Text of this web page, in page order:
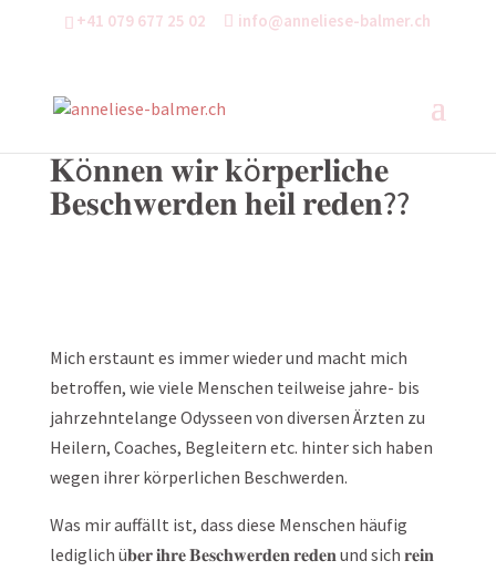
+41 079 677 25 02 info@anneliese-balmer.ch
𝐊ö𝐧𝐧𝐞𝐧 𝐰𝐢𝐫 𝐤ö𝐫𝐩𝐞𝐫𝐥𝐢𝐜𝐡𝐞
𝐁𝐞𝐬𝐜𝐡𝐰𝐞𝐫𝐝𝐞𝐧 𝐡𝐞𝐢𝐥 𝐫𝐞𝐝𝐞𝐧??
Mich erstaunt es immer wieder und macht mich
betroffen, wie viele Menschen teilweise jahre- bis
jahrzehntelange Odysseen von diversen Ärzten zu
Heilern, Coaches, Begleitern etc. hinter sich haben
wegen ihrer körperlichen Beschwerden.
Was mir auffällt ist, dass diese Menschen häufig
lediglich ü𝐛𝐞𝐫 𝐢𝐡𝐫𝐞 𝐁𝐞𝐬𝐜𝐡𝐰𝐞𝐫𝐝𝐞𝐧 𝐫𝐞𝐝𝐞𝐧 und sich 𝐫𝐞𝐢𝐧